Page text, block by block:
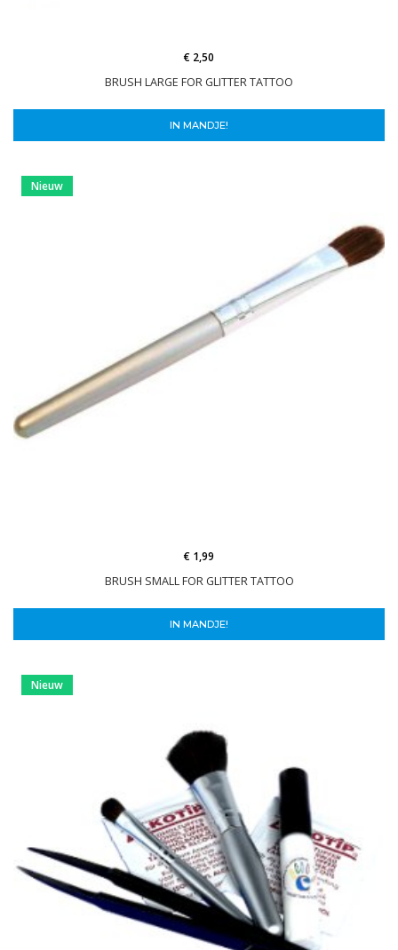
BRUSH LARGE FOR GLITTER TATTOO
€ 2,50
IN MANDJE!
Nieuw
BRUSH SMALL FOR GLITTER TATTOO
€ 1,99
IN MANDJE!
Nieuw